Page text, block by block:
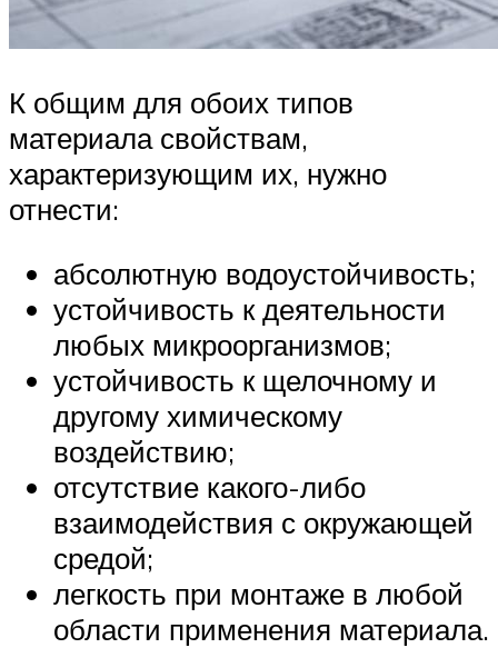
К общим для обоих типов
материала свойствам,
характеризующим их, нужно
отнести:
абсолютную водоустойчивость;
устойчивость к деятельности
любых микроорганизмов;
устойчивость к щелочному и
другому химическому
воздействию;
отсутствие какого-либо
взаимодействия с окружающей
средой;
легкость при монтаже в любой
области применения материала.